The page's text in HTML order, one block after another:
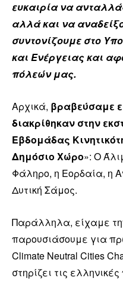
ευκαιρία να
αλλά και να
συντονίζουμε στο
και Ενέργειας και
πόλεών μας.
Αρχικά, βραβεύσαμε
διακρίθηκαν στην
Εβδομάδας
Δημόσιο Χώρο»: Ο
Φάληρο, η Εορδαία, η
Δυτική Σάμος.
Παράλληλα, είχαμε
παρουσιάσουμε για
Climate Neutral Cities
στηρίζει τις